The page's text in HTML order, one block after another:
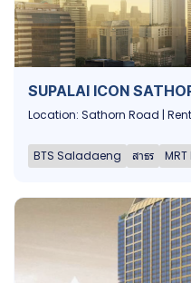
SUPALAI ICON
Location: Sathorn Road |
BTS Saladaeng สาธร